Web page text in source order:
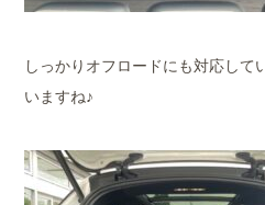
しっかりオフロードにも対応して
いますね♪